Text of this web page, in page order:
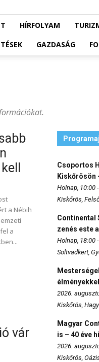
HÍRFOLYAM
GAZDASÁG
a Nébih
a
vár
Csoportos
Kiskőrösön
Holnap, 10:00
Kiskőrös,
Continental
zenés este
Holnap, 18:00
Soltvadkert,
2026.
Kiskőrös,
Magyar
is – 40 éve
2026.
Kiskőrös,